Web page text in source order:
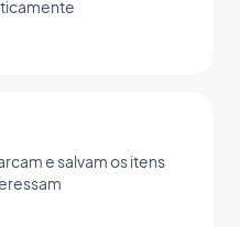
e salvam os itens